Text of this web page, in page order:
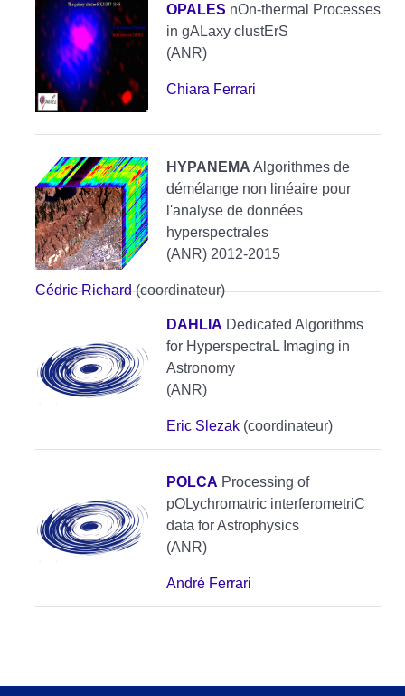
OPALES nOn-thermal Processes
in gALaxy clustErS
(ANR)
Chiara Ferrari
HYPANEMA Algorithmes de
démélange non linéaire pour
l'analyse de données
hyperspectrales
(ANR) 2012-2015
Cédric Richard(coordinateur)
DAHLIA Dedicated Algorithms
for HyperspectraL Imaging in
Astronomy
(ANR)
Eric Slezak (coordinateur)
POLCA Processing of
pOLychromatric interferometriC
data for Astrophysics
(ANR)
André Ferrari